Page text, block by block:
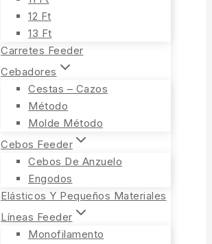
12 Ft
13 Ft
Carretes Feeder
Cebadores
Cestas – Cazos
Método
Molde Método
Cebos Feeder
Cebos De Anzuelo
Engodos
Elásticos Y Pequeños Materiales
Líneas Feeder
Monofilamento